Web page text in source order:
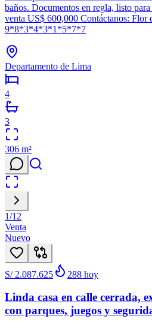
baños. Documentos en regla, listo
venta US$ 600,000 Contáctanos: Flor
9*8*3*4*3*1*5*7*7
Departamento de Lima
4
3
306 m²
1/12
Venta
Nuevo
S/ 2.087.625 288 hoy
Linda casa en calle cerrada,
con parques, juegos y